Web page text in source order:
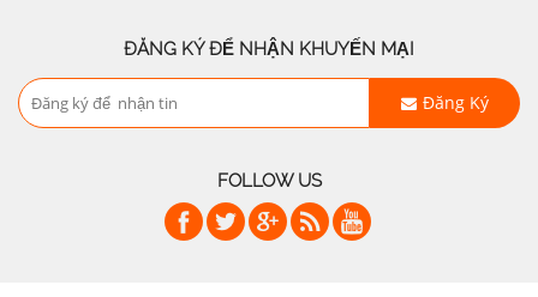
ĐĂNG KÝ ĐỂ NHẬN KHUYẾN MẠI
Đăng Ký
FOLLOW US